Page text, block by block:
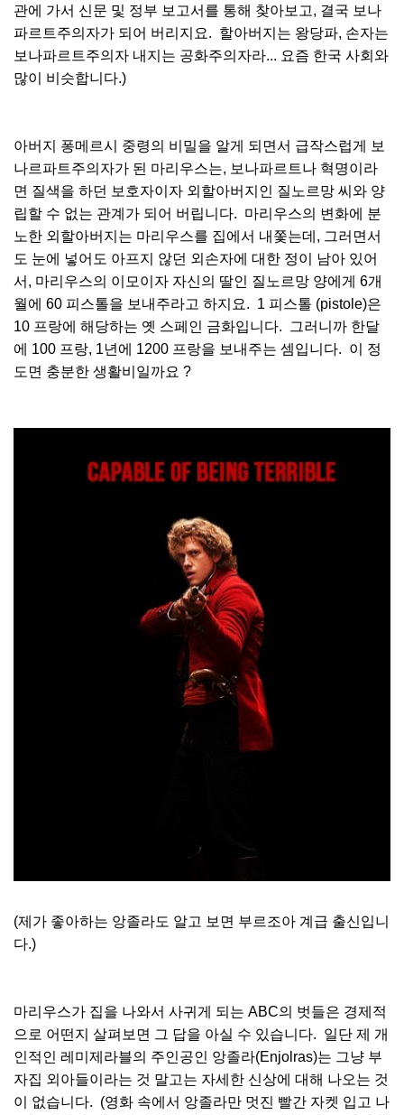
관에 가서 신문 및 정부 보고서를 통해 찾아보고, 결국 보나
파르트주의자가 되어 버리지요. 할아버지는 왕당파, 손자는
보나파르트주의자 내지는 공화주의자라... 요즘 한국 사회와
많이 비슷합니다.)
아버지 퐁메르시 중령의 비밀을 알게 되면서 급작스럽게 보
나르파트주의자가 된 마리우스는, 보나파르트나 혁명이라
면 질색을 하던 보호자이자 외할아버지인 질노르망 씨와 양
립할 수 없는 관계가 되어 버립니다. 마리우스의 변화에 분
노한 외할아버지는 마리우스를 집에서 내쫓는데, 그러면서
도 눈에 넣어도 아프지 않던 외손자에 대한 정이 남아 있어
서, 마리우스의 이모이자 자신의 딸인 질노르망 양에게 6개
월에 60 피스톨을 보내주라고 하지요. 1 피스톨 (pistole)은
10 프랑에 해당하는 옛 스페인 금화입니다. 그러니까 한달
에 100 프랑, 1년에 1200 프랑을 보내주는 셈입니다. 이 정
도면 충분한 생활비일까요 ?
(제가 좋아하는 앙졸라도 알고 보면 부르조아 계급 출신입니
다.)
마리우스가 집을 나와서 사귀게 되는 ABC의 벗들은 경제적
으로 어떤지 살펴보면 그 답을 아실 수 있습니다. 일단 제 개
인적인 레미제라블의 주인공인 앙졸라(Enjolras)는 그냥 부
자집 외아들이라는 것 말고는 자세한 신상에 대해 나오는 것
이 없습니다. (영화 속에서 앙졸라만 멋진 빨간 자켓 입고 나